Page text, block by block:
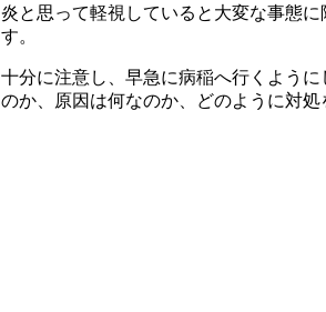
炎と思って軽視していると大変な事態
す。
十分に注意し、早急に病稲へ行くよう
のか、原因は何なのか、どのように対